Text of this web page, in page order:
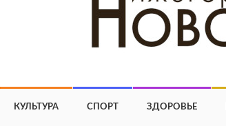
КУЛЬТУРА СПОРТ ЗДОРОВЬЕ